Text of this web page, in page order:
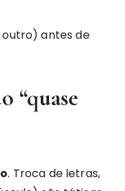
outro) antes de
“quase
. Troca de letras,